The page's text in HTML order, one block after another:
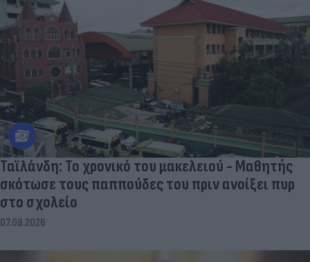
Ταϊλάνδη: Το χρονικό του μακελειού - Μαθητής
σκότωσε τους παππούδες του πριν ανοίξει πυρ
στο σχολείο
07.08.2026